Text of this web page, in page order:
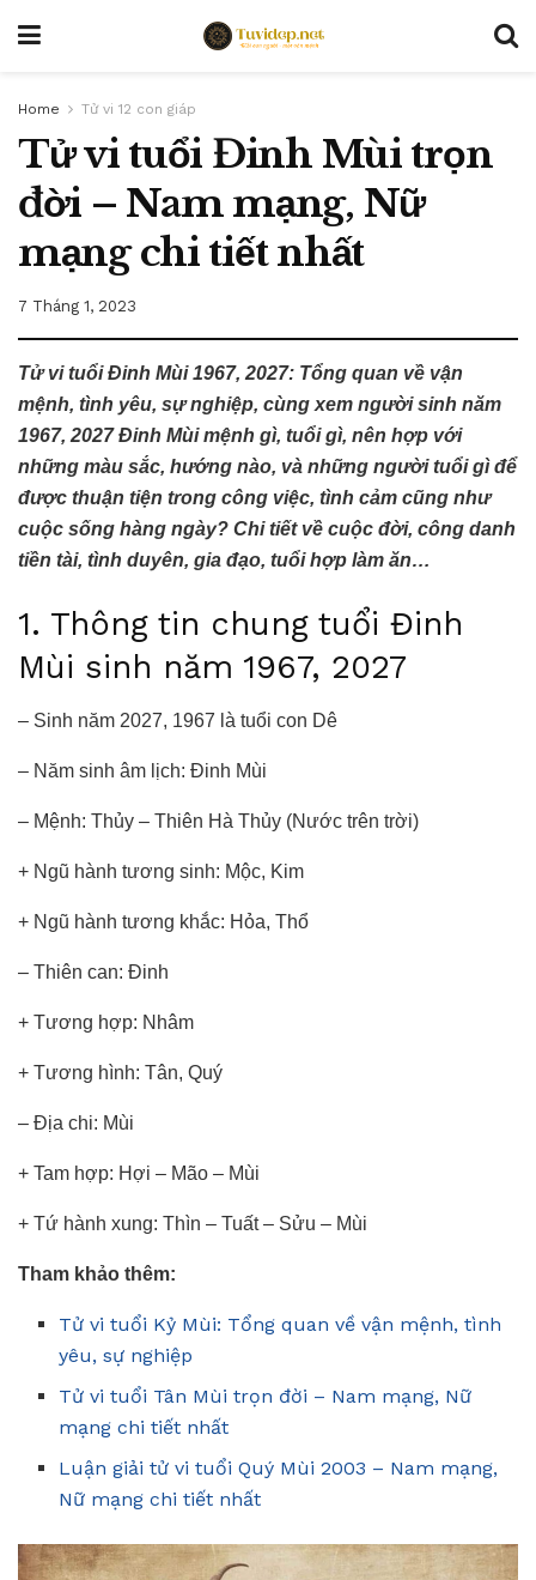
Home Tử vi 12 con giáp
Tử vi tuổi Đinh Mùi trọn
đời – Nam mạng, Nữ
mạng chi tiết nhất
7 Tháng 1, 2023
Tử vi tuổi Đinh Mùi 1967, 2027: Tổng quan về vận
mệnh, tình yêu, sự nghiệp, cùng xem người sinh năm
1967, 2027 Đinh Mùi mệnh gì, tuổi gì, nên hợp với
những màu sắc, hướng nào, và những người tuổi gì để
được thuận tiện trong công việc, tình cảm cũng như
cuộc sống hàng ngày? Chi tiết về cuộc đời, công danh
tiền tài, tình duyên, gia đạo, tuổi hợp làm ăn…
1. Thông tin chung tuổi Đinh
Mùi sinh năm 1967, 2027
– Sinh năm 2027, 1967 là tuổi con Dê
– Năm sinh âm lịch: Đinh Mùi
– Mệnh: Thủy – Thiên Hà Thủy (Nước trên trời)
+ Ngũ hành tương sinh: Mộc, Kim
+ Ngũ hành tương khắc: Hỏa, Thổ
– Thiên can: Đinh
+ Tương hợp: Nhâm
+ Tương hình: Tân, Quý
– Địa chi: Mùi
+ Tam hợp: Hợi – Mão – Mùi
+ Tứ hành xung: Thìn – Tuất – Sửu – Mùi
Tham khảo thêm:
Tử vi tuổi Kỷ Mùi: Tổng quan về vận mệnh, tình
yêu, sự nghiệp
Tử vi tuổi Tân Mùi trọn đời – Nam mạng, Nữ
mạng chi tiết nhất
Luận giải tử vi tuổi Quý Mùi 2003 – Nam mạng,
Nữ mạng chi tiết nhất